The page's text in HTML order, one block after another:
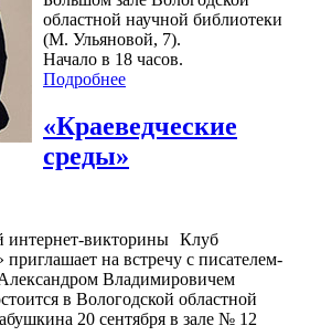
областной научной библиотеки
(М. Ульяновой, 7).
Начало в 18 часов.
Подробнее
«Краеведческие
среды»
Клуб
приглашает на встречу с писателем-
Владимировичем
в Вологодской областной
20 сентября в зале № 12